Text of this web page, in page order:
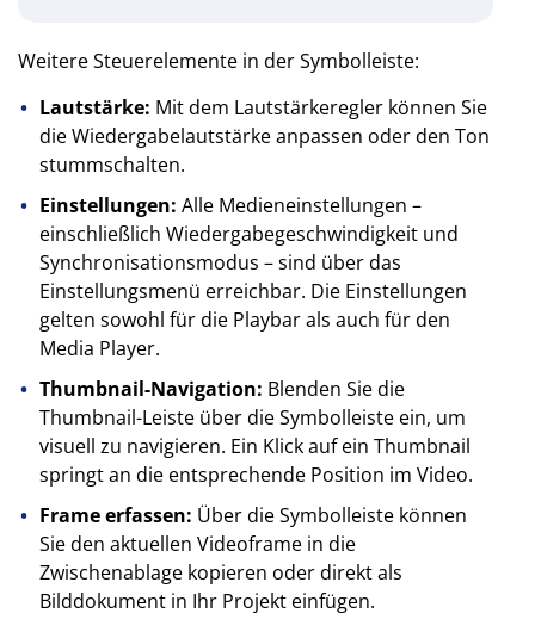
Weitere Steuerelemente in der Symbolleiste:
Lautstärke: Mit dem Lautstärkeregler können Sie
die Wiedergabelautstärke anpassen oder den Ton
stummschalten.
Einstellungen: Alle Medieneinstellungen –
einschließlich Wiedergabegeschwindigkeit und
Synchronisationsmodus – sind über das
Einstellungsmenü erreichbar. Die Einstellungen
gelten sowohl für die Playbar als auch für den
Media Player.
Thumbnail-Navigation: Blenden Sie die
Thumbnail-Leiste über die Symbolleiste ein, um
visuell zu navigieren. Ein Klick auf ein Thumbnail
springt an die entsprechende Position im Video.
Frame erfassen: Über die Symbolleiste können
Sie den aktuellen Videoframe in die
Zwischenablage kopieren oder direkt als
Bilddokument in Ihr Projekt einfügen.